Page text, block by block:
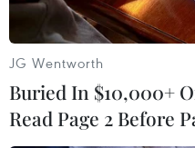
Tiến "Bịp" hầu tòa trong vụ
JG Wentworth
Buried In $10,000+
Read Page 2 Before